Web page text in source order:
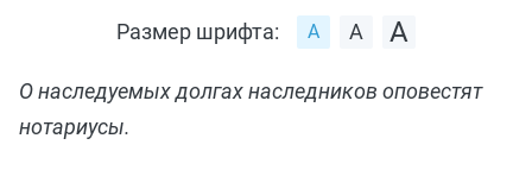
Размер шрифта:
О наследуемых долгах наследников оповестят
нотариусы.